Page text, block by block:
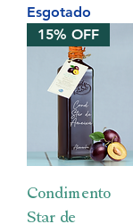
Esgotado
15% OFF
Condimento
Star de